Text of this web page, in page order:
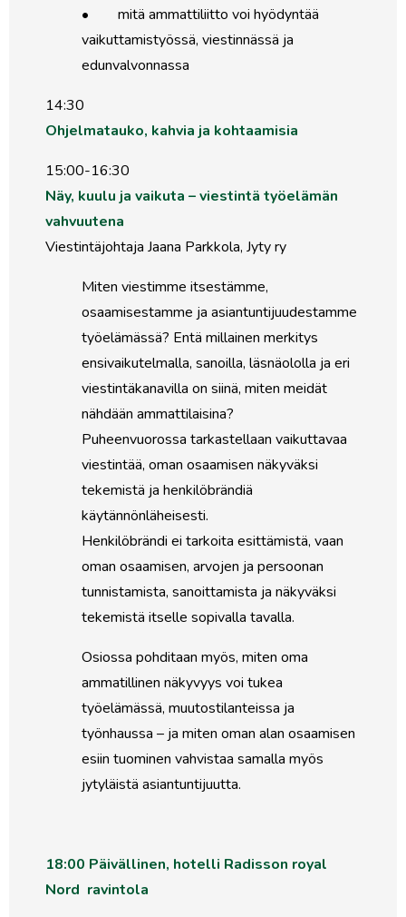
• mitä ammattiliitto voi hyödyntää
vaikuttamistyössä, viestinnässä ja
edunvalvonnassa
14:30
Ohjelmatauko, kahvia ja kohtaamisia
15:00-16:30
Näy, kuulu ja vaikuta – viestintä työelämän
vahvuutena
Viestintäjohtaja Jaana Parkkola, Jyty ry
Miten viestimme itsestämme,
osaamisestamme ja asiantuntijuudestamme
työelämässä? Entä millainen merkitys
ensivaikutelmalla, sanoilla, läsnäololla ja eri
viestintäkanavilla on siinä, miten meidät
nähdään ammattilaisina?
Puheenvuorossa tarkastellaan vaikuttavaa
viestintää, oman osaamisen näkyväksi
tekemistä ja henkilöbrändiä
käytännönläheisesti.
Henkilöbrändi ei tarkoita esittämistä, vaan
oman osaamisen, arvojen ja persoonan
tunnistamista, sanoittamista ja näkyväksi
tekemistä itselle sopivalla tavalla.
Osiossa pohditaan myös, miten oma
ammatillinen näkyvyys voi tukea
työelämässä, muutostilanteissa ja
työnhaussa – ja miten oman alan osaamisen
esiin tuominen vahvistaa samalla myös
jytyläistä asiantuntijuutta.
18:00 Päivällinen, hotelli Radisson royal
Nord ravintola